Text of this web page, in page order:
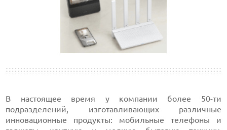
В настоящее время у компании более 50-ти
подразделений, изготавливающих различные
инновационные продукты: мобильные телефоны и